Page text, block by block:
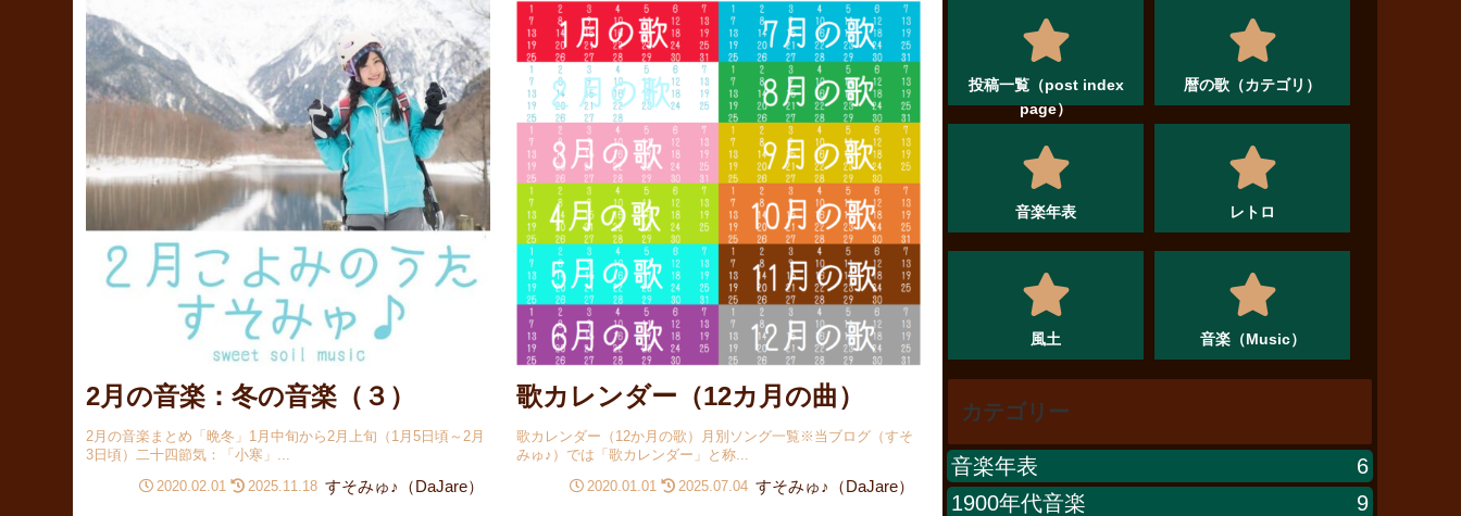
2月の音楽：冬の音楽（３）
2月の音楽まとめ「晩冬」1月中旬から2月上旬（1月5日頃～2月
3日頃）二十四節気：「小寒」...
2020.02.01
2025.11.18 すそみゅ♪（DaJare）
歌カレンダー（12カ月の曲）
歌カレンダー（12か月の歌）月別ソング一覧※当ブログ（すそ
みゅ♪）では「歌カレンダー」と称...
2020.01.01
2025.07.04 すそみゅ♪（DaJare）
投稿一覧（post index
page）
暦の歌（カテゴリ）
音楽年表 レトロ
風土 音楽（Music）
カテゴリー
音楽年表
6
1900年代音楽
9